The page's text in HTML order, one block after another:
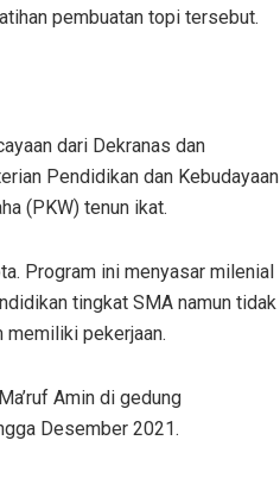
pembuatan topi tersebut.
dari Dekranas dan
Pendidikan dan Kebudayaan
(PKW) tenun ikat.
Program ini menyasar milenial
tingkat SMA namun tidak
memiliki pekerjaan.
Amin di gedung
Desember 2021.